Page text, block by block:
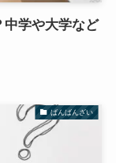
中学や大学など
ばんばんざい